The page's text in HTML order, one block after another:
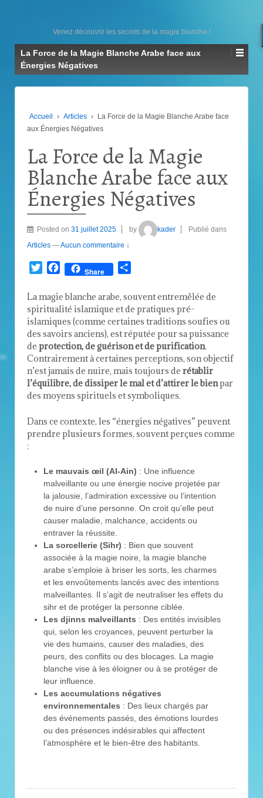
Venez découvrir les secrets de la magie blanche !
La Force de la Magie Blanche Arabe face aux
Énergies Négatives
Accueil › Articles ›
La Force de la Magie Blanche Arabe face
aux Énergies Négatives
La Force de la Magie
Blanche Arabe face aux
Énergies Négatives
Posted on 31 juillet 2025 by kader
Publié dans
Articles —Aucun commentaire ↓
TwitterFacebook
Share
La magie blanche arabe, souvent entremêlée de
spiritualité islamique et de pratiques pré-
islamiques (comme certaines traditions soufies ou
des savoirs anciens), est réputée pour sa puissance
de protection, de guérison et de purification.
Contrairement à certaines perceptions, son objectif
n’est jamais de nuire, mais toujours de rétablir
l’équilibre, de dissiper le mal et d’attirer le bienpar
des moyens spirituels et symboliques.
Dans ce contexte, les “énergies négatives” peuvent
prendre plusieurs formes, souvent perçues comme
:
Le mauvais œil (Al-Ain) : Une influence
malveillante ou une énergie nocive projetée par
la jalousie, l’admiration excessive ou l’intention
de nuire d’une personne. On croit qu’elle peut
causer maladie, malchance, accidents ou
entraver la réussite.
La sorcellerie (Sihr) : Bien que souvent
associée à la magie noire, la magie blanche
arabe s’emploie à briser les sorts, les charmes
et les envoûtements lancés avec des intentions
malveillantes. Il s’agit de neutraliser les effets du
sihr et de protéger la personne ciblée.
Les djinns malveillants : Des entités invisibles
qui, selon les croyances, peuvent perturber la
vie des humains, causer des maladies, des
peurs, des conflits ou des blocages. La magie
blanche vise à les éloigner ou à se protéger de
leur influence.
Les accumulations négatives
environnementales : Des lieux chargés par
des événements passés, des émotions lourdes
ou des présences indésirables qui affectent
l’atmosphère et le bien-être des habitants.